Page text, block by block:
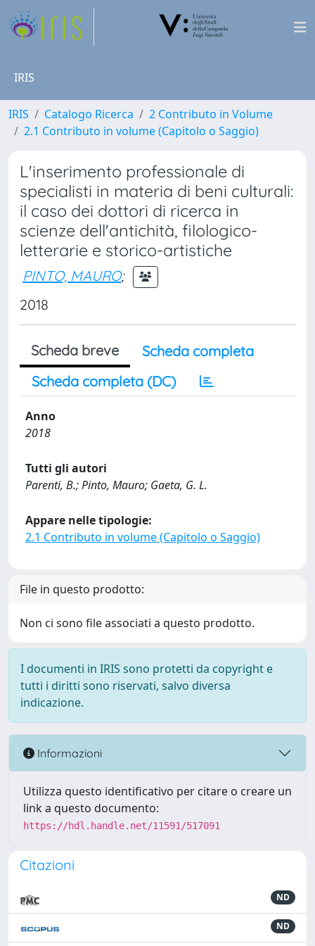
IRIS
IRIS Catalogo Ricerca
2 Contributo in Volume
2.1 Contributo in volume (Capitolo o Saggio)
L'inserimento professionale di
specialisti in materia di beni culturali:
il caso dei dottori di ricerca in
scienze dell'antichità, filologico-
letterarie e storico-artistiche
PINTO, MAURO;
2018
Scheda breve
Scheda completa
Scheda completa (DC)
Anno
2018
Tutti gli autori
Parenti, B.; Pinto, Mauro; Gaeta, G. L.
Appare nelle tipologie:
2.1 Contributo in volume (Capitolo o Saggio)
File in questo prodotto:
Non ci sono file associati a questo prodotto.
I documenti in IRIS sono protetti da copyright e
tutti i diritti sono riservati, salvo diversa
indicazione.
Informazioni
Utilizza questo identificativo per citare o creare un
link a questo documento:
https://hdl.handle.net/11591/517091
Citazioni
ND
ND